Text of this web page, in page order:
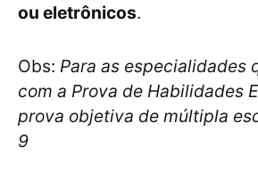
ou eletrônicos.
Obs: Para as especialidades
com a Prova de Habilidades
prova objetiva de múltipla
9